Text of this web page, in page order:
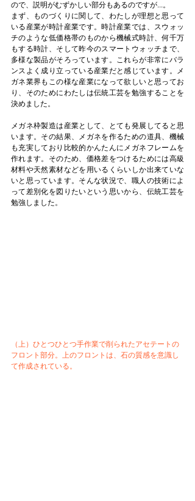
ので、説明がむずかしい部分もあるのですが...。
まず、ものづくりに関して、わたしが理想と思って
いる産業が時計産業です。時計産業では、スウォッ
チのような低価格帯のものから機械式時計、何千万
もする時計、そして昨今のスマートウォッチまで、
多様な製品がそろっています。これらが非常にバラ
ンスよく成り立っている産業だと感じています。メ
ガネ業界もこの様な産業になって欲しいと思ってお
り、そのためにわたしは伝統工芸を勉強することを
決めました。
メガネ枠製造は産業として、とても発展してると思
います。その結果、メガネを作るための道具、機械
も充実しており比較的かんたんにメガネフレームを
作れます。そのため、価格差をつけるためには高級
材料や天然素材などを用いるくらいしか出来ていな
いと思っています。そんな状況で、職人の技術によ
って差別化を図りたいという思いから、伝統工芸を
勉強しました。
（上）ひとつひとつ手作業で削られたアセテートの
フロント部分。上のフロントは、石の質感を意識し
て作成されている。